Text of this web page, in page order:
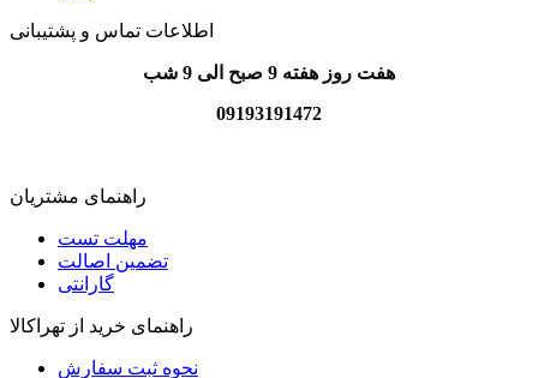
اطلاعات تماس و پشتیبانی
هفت روز هفته 9 صبح الی 9 شب
09193191472
راهنمای مشتریان
مهلت تست
تضمین اصالت
گارانتی
راهنمای خرید از تهراکالا
نحوه ثبت سفارش